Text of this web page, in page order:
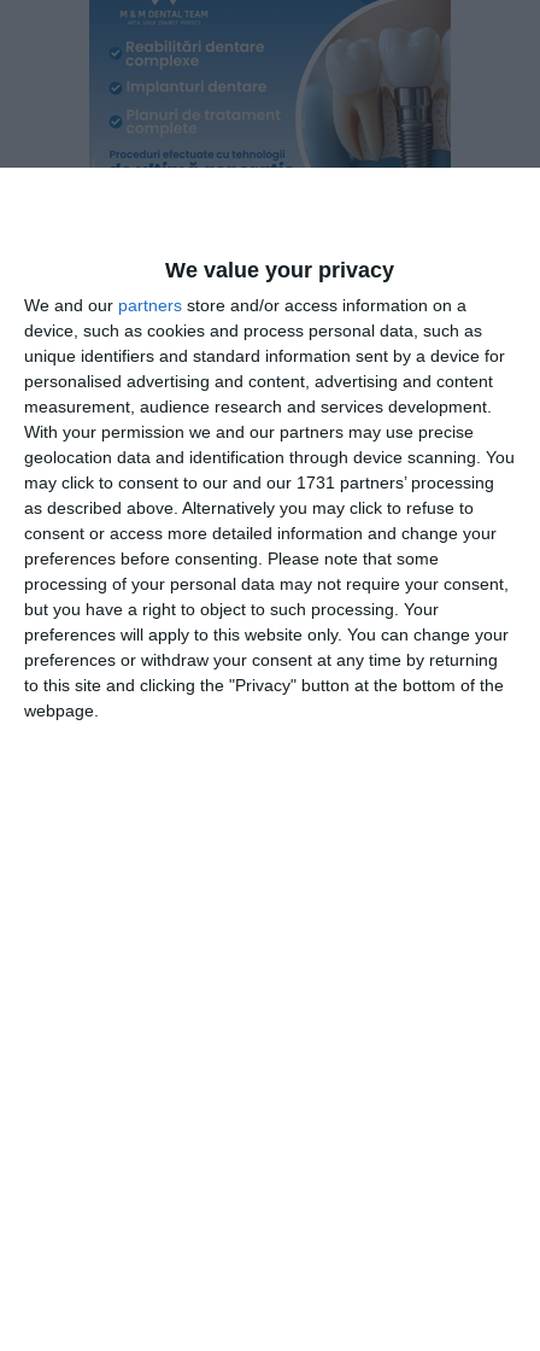
We value your privacy
We and our partners store and/or access information on a
device, such as cookies and process personal data, such as
unique identifiers and standard information sent by a device for
personalised advertising and content, advertising and content
measurement, audience research and services development.
With your permission we and our partners may use precise
geolocation data and identification through device scanning. You
may click to consent to our and our 1731 partners’ processing
as described above. Alternatively you may click to refuse to
consent or access more detailed information and change your
preferences before consenting.
Please note that some
processing of your personal data may not require your consent,
but you have a right to object to such processing. Your
preferences will apply to this website only. You can change your
preferences or withdraw your consent at any time by returning
to this site and clicking the "Privacy" button at the bottom of the
webpage.
S-a reluat furnizarea apei calde în Constanța:
Termoficare a finalizat reparațiile la punctul termic PT
125
Adaugă-ne ca sursă în Google
Urmărește-ne pe Google News
Urmărește-ne pe Whatsapp
Ti-a placut articolul?